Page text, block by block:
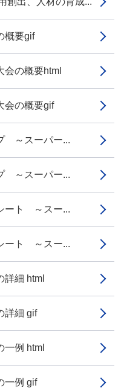
要gif
の概要html
の概要gif
～スーパー...
～スーパー...
ート ～スー...
ート ～スー...
細 html
細 gif
例 html
例 gif